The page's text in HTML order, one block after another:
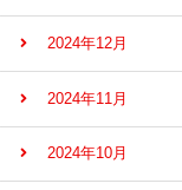
2024年12月
2024年11月
2024年10月